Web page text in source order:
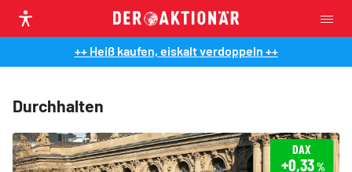
++ Heiß kaufen, eiskalt verdoppeln ++
Durchhalten
DAX
+0,33%